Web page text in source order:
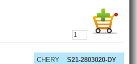
CHERY
S21-2803020-DY